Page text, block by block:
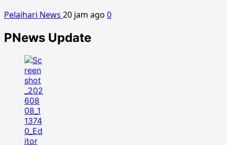
Pelaihari News 20 jam ago 0
PNews Update